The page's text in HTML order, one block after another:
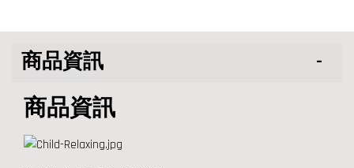
商品資訊
商品資訊